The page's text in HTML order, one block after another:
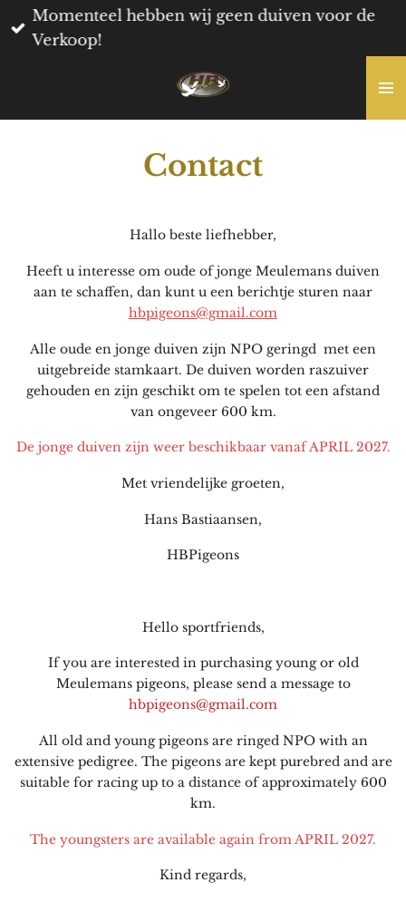
Ga
direct
hoofdinhoud
Momenteel hebben wij geen duiven voor de
Verkoop!
Contact
Hallo beste liefhebber,
Heeft u interesse om oude of jonge Meulemans duiven
aan te schaffen, dan kunt u een berichtje sturen naar
hbpigeons@gmail.com
Alle oude en jonge duiven zijn NPO geringd met een
uitgebreide stamkaart. De duiven worden raszuiver
gehouden en zijn geschikt om te spelen tot een afstand
van ongeveer 600 km.
De jonge duiven zijn weer beschikbaar vanaf APRIL 2027.
Met vriendelijke groeten,
Hans Bastiaansen,
HBPigeons
Hello sportfriends,
If you are interested in purchasing young or old
Meulemans pigeons, please send a message to
hbpigeons@gmail.com
All old and young pigeons are ringed NPO with an
extensive pedigree. The pigeons are kept purebred and are
suitable for racing up to a distance of approximately 600
km.
The youngsters are available again from APRIL 2027.
Kind regards,